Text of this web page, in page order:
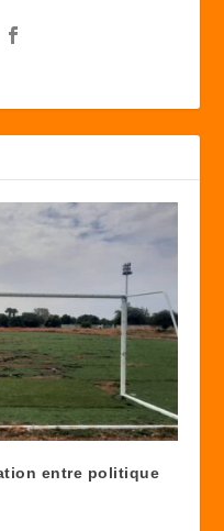
entre politique